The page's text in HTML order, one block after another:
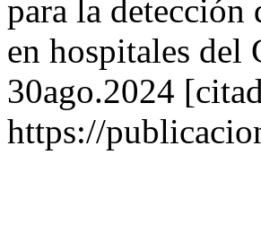
para la detección
en hospitales del
30ago.2024
https://